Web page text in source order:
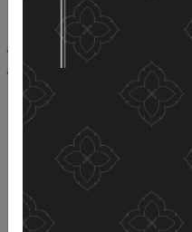
ความคมชัดปกติ
เปิดอ่านด้วยเสียง
ปิดอ่านด้วยเสียง
ผังเว็บไซต์
เว็บไซต์นี้ใช้คุกกี้ (Cookies)
กรมกิจการผู้สูงอายุ
ให้ควา
ท่าน เพื่อการพัฒนาและปรั
เว็บไซต์นี้โดยไม่มีการปรับ
รับคุกกี้บนเว็บไซต์ และนโย